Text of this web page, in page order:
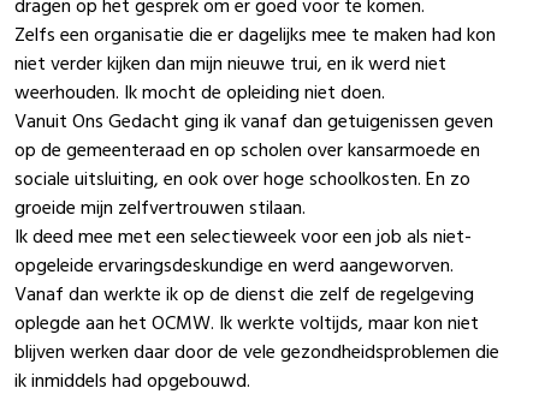
dragen op het gesprek om er goed voor te komen.
Zelfs een organisatie die er dagelijks mee te maken had kon
niet verder kijken dan mijn nieuwe trui, en ik werd niet
weerhouden. Ik mocht de opleiding niet doen.
Vanuit Ons Gedacht ging ik vanaf dan getuigenissen geven
op de gemeenteraad en op scholen over kansarmoede en
sociale uitsluiting, en ook over hoge schoolkosten. En zo
groeide mijn zelfvertrouwen stilaan.
Ik deed mee met een selectieweek voor een job als niet-
opgeleide ervaringsdeskundige en werd aangeworven.
Vanaf dan werkte ik op de dienst die zelf de regelgeving
oplegde aan het OCMW. Ik werkte voltijds, maar kon niet
blijven werken daar door de vele gezondheidsproblemen die
ik inmiddels had opgebouwd.